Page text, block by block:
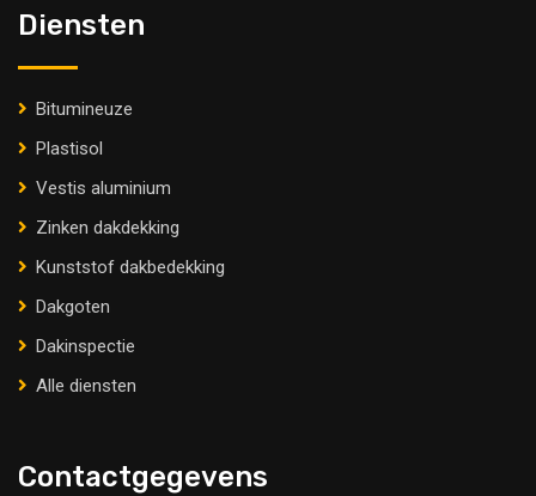
Diensten
Bitumineuze
Plastisol
Vestis aluminium
Zinken dakdekking
Kunststof dakbedekking
Dakgoten
Dakinspectie
Alle diensten
Contactgegevens